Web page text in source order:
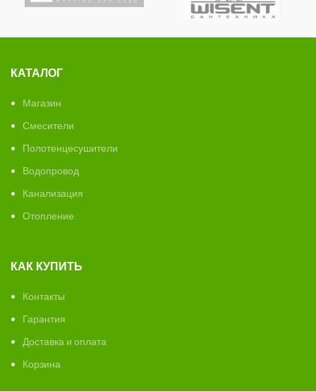
КАТАЛОГ
Магазин
Смесители
Полотенцесушители
Водопровод
Канализация
Отопление
КАК КУПИТЬ
Контакты
Гарантия
Доставка и оплата
Корзина